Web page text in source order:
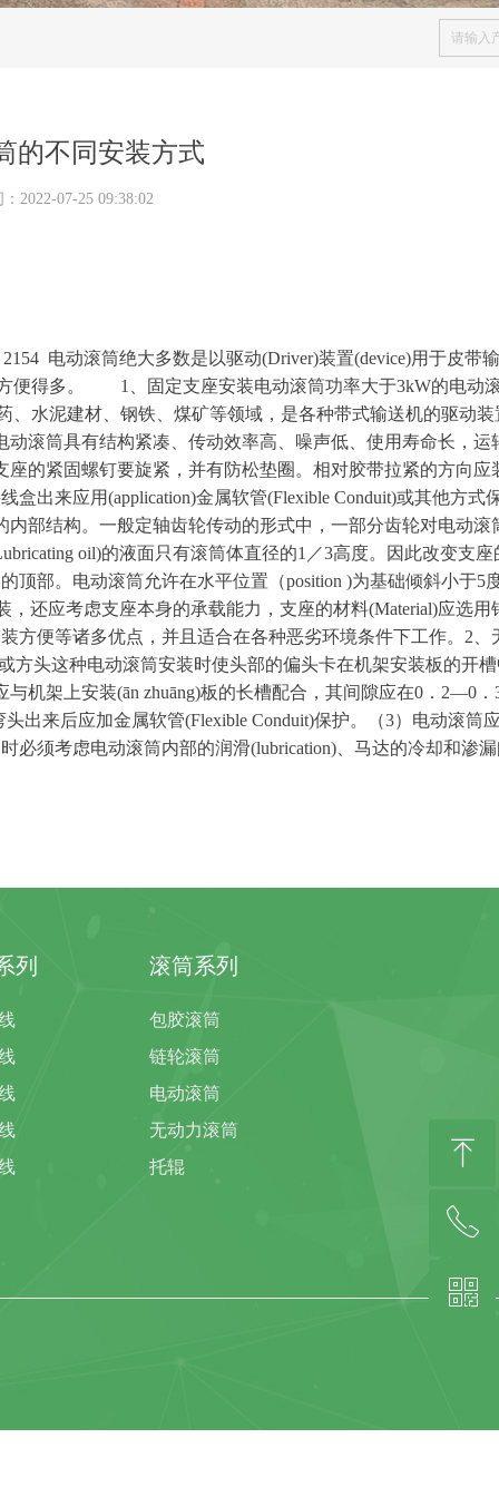
的不同安装方式
2154 电动滚筒绝大多数是以驱动(Driver)装置(device)用于皮带
便得多。
1 、固定支座安装电动滚筒功率大于3kW的电动
水泥建材、钢铁、煤矿等领域，是各种带式输送机的驱动
动滚筒具有结构紧凑、传动效率高、噪声低、使用寿命长，
座的紧固螺钉要旋紧，并有防松垫圈。相对胶带拉紧的方向应
盒出来应用(application)金属软管(Flexible Conduit)或其他方式
内部结构。一般定轴齿轮传动的形式中，一部分齿轮对电动滚
oil)的液面只有滚筒体直径的1 ／3高度。因此改变支座
顶部。电动滚筒允许在水平位置 （position )为基础倾斜小于5
，还应考虑支座本身的承载能力，支座的材料(Material)应选用
方便等诸多优点，并且适合在各种恶劣环境条件下工作。 2
方头这种电动滚筒安装时使头部的偏头卡在机架安装板的开
与机架上安装(ān zhuāng)板的长槽配合，其间隙应在0 ． 2—0 ．
头出来后应加金属软管(Flexible Conduit)保护。 （3）电动滚筒
必须考虑电动滚筒内部的润滑(lubrication) 、马达的冷却和渗
2022-07-25 09:38:02
列 滚筒系列
包胶滚筒
链轮滚筒
电动滚筒
无动力滚筒
托辊
ꁸ
回到顶部
ꂅ
139-2994-4066(林总)微信同号
ꀥ